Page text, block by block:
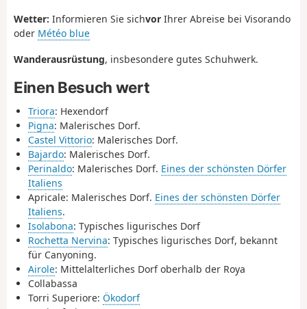
Wetter: Informieren Sie sichvor Ihrer Abreise bei Visorando
oder Météo blue
Wanderausrüstung, insbesondere gutes Schuhwerk.
Einen Besuch wert
Triora: Hexendorf
Pigna: Malerisches Dorf.
Castel Vittorio: Malerisches Dorf.
Bajardo: Malerisches Dorf.
Perinaldo: Malerisches Dorf. Eines der schönsten Dörfer
Italiens
Apricale: Malerisches Dorf. Eines der schönsten Dörfer
Italiens.
Isolabona: Typisches ligurisches Dorf
Rochetta Nervina: Typisches ligurisches Dorf, bekannt
für Canyoning.
Airole: Mittelalterliches Dorf oberhalb der Roya
Collabassa
Torri Superiore: Ökodorf